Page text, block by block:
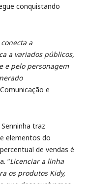
conquistando
a
a variados públicos,
e pelo personagem
e
traz
elementos do
de vendas é
“Licenciar a linha
os produtos Kidy,